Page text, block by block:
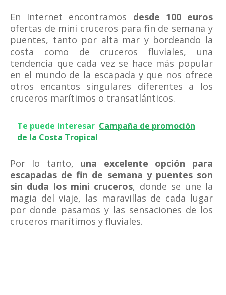
En Internet encontramos desde 100 euros
ofertas de mini cruceros para fin de semana y
puentes, tanto por alta mar y bordeando la
costa como de cruceros fluviales, una
tendencia que cada vez se hace más popular
en el mundo de la escapada y que nos ofrece
otros encantos singulares diferentes a los
cruceros marítimos o transatlánticos.
Te puede interesar Campaña de promoción
de la Costa Tropical
Por lo tanto, una excelente opción para
escapadas de fin de semana y puentes son
sin duda los mini cruceros, donde se une la
magia del viaje, las maravillas de cada lugar
por donde pasamos y las sensaciones de los
cruceros marítimos y fluviales.